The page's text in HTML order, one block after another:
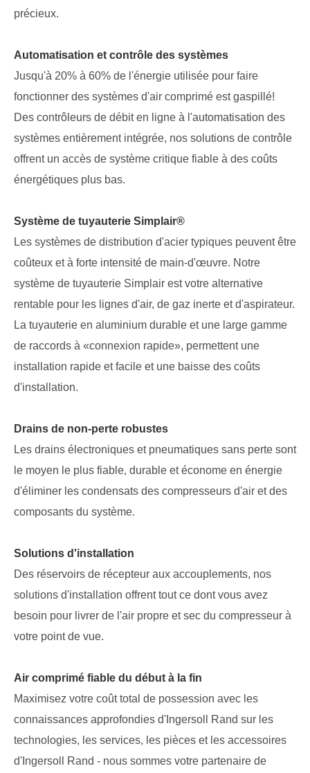
précieux.
Automatisation et contrôle des systèmes
Jusqu'à 20% à 60% de l'énergie utilisée pour faire
fonctionner des systèmes d'air comprimé est gaspillé!
Des contrôleurs de débit en ligne à l'automatisation des
systèmes entièrement intégrée, nos solutions de contrôle
offrent un accès de système critique fiable à des coûts
énergétiques plus bas.
Système de tuyauterie Simplair®
Les systèmes de distribution d'acier typiques peuvent être
coûteux et à forte intensité de main-d'œuvre. Notre
système de tuyauterie Simplair est votre alternative
rentable pour les lignes d'air, de gaz inerte et d'aspirateur.
La tuyauterie en aluminium durable et une large gamme
de raccords à «connexion rapide», permettent une
installation rapide et facile et une baisse des coûts
d'installation.
Drains de non-perte robustes
Les drains électroniques et pneumatiques sans perte sont
le moyen le plus fiable, durable et économe en énergie
d'éliminer les condensats des compresseurs d'air et des
composants du système.
Solutions d'installation
Des réservoirs de récepteur aux accouplements, nos
solutions d'installation offrent tout ce dont vous avez
besoin pour livrer de l'air propre et sec du compresseur à
votre point de vue.
Air comprimé fiable du début à la fin
Maximisez votre coût total de possession avec les
connaissances approfondies d'Ingersoll Rand sur les
technologies, les services, les pièces et les accessoires
d'Ingersoll Rand - nous sommes votre partenaire de